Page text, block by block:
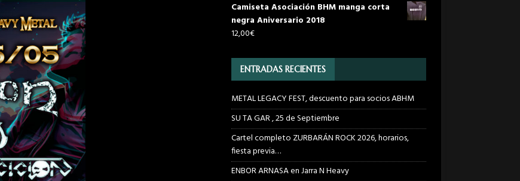
Camiseta Asociación BHM manga corta
negra Aniversario 2018
12,00€
ENTRADAS RECIENTES
METAL LEGACY FEST, descuento para socios ABHM
SU TA GAR , 25 de Septiembre
Cartel completo ZURBARÁN ROCK 2026, horarios,
fiesta previa…
ENBOR ARNASA en Jarra N Heavy